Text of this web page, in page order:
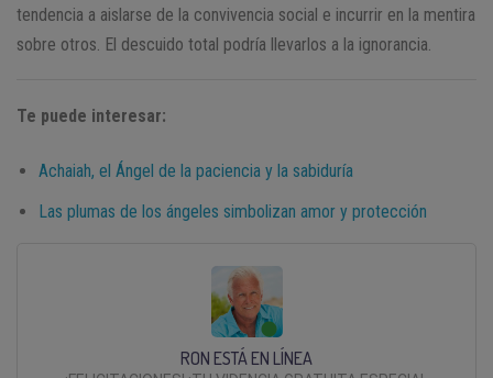
tendencia a aislarse de la convivencia social e incurrir en la mentira
sobre otros. El descuido total podría llevarlos a la ignorancia.
Te puede interesar:
Achaiah, el Ángel de la paciencia y la sabiduría
Las plumas de los ángeles simbolizan amor y protección
RON ESTÁ EN LÍNEA